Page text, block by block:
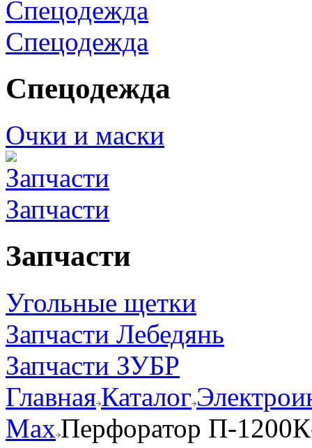
Спецодежда
Спецодежда
Очки и маски
Запчасти
Запчасти
Угольные щетки
Запчасти Лебедянь
Запчасти ЗУБР
ГлавнаяКаталог
Max Перфоратор П-